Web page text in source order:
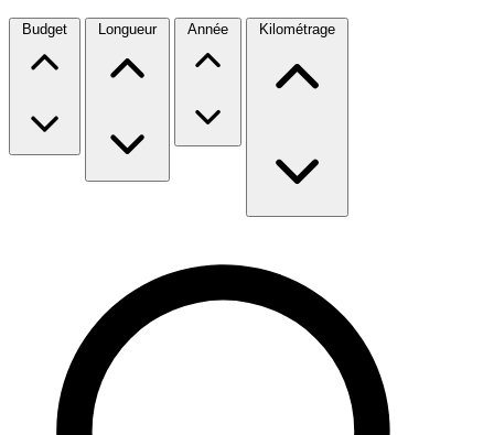
Budget Longueur Année Kilométrage